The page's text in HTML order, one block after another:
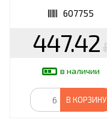
607755
447.42
в наличии
В КОРЗИНУ